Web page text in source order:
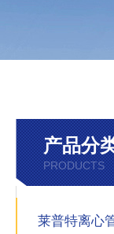
产品分
PRODUCTS
莱普特离心